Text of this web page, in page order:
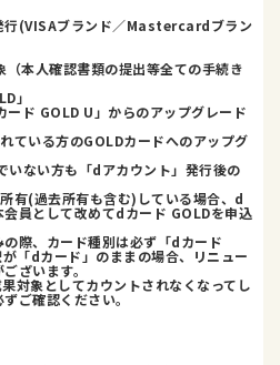
行(VISAブランド／Mastercardブラン
本人確認書類の提出等全ての手続き
」
ド GOLD U」からのアップグレード
ている方のGOLDカードへのアップグ
ない方も「dアカウント」発行後の
有(過去所有も含む)している場合、d
員として改めてdカード GOLDを申込
際、カード種別は必ず「dカード
「dカード」のままの場合、リニュー
ざいます。
対象としてカウントされなくなってし
ご確認ください。